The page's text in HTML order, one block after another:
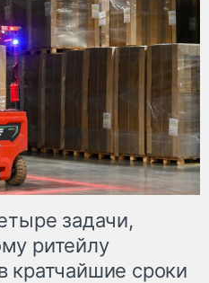
задачи,
ритейлу
кратчайшие сроки